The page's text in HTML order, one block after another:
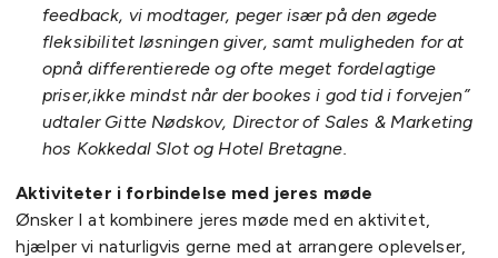
feedback, vi modtager, peger især på den øgede
fleksibilitet løsningen giver, samt muligheden for at
opnå differentierede og ofte meget fordelagtige
priser,ikke mindst når der bookes i god tid i forvejen”
udtaler Gitte Nødskov, Director of Sales & Marketing
hos Kokkedal Slot og Hotel Bretagne.
Aktiviteter i forbindelse med jeres møde
Ønsker I at kombinere jeres møde med en aktivitet,
hjælper vi naturligvis gerne med at arrangere oplevelser,